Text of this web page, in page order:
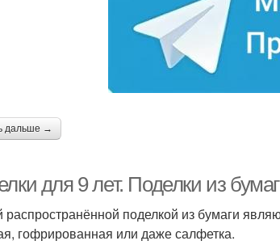
Поделка для
поделки
на новый год Поделки из
дальше →
для 9 лет. Поделки из
поделкой из бумаги
гофрированная или даже салфетка.